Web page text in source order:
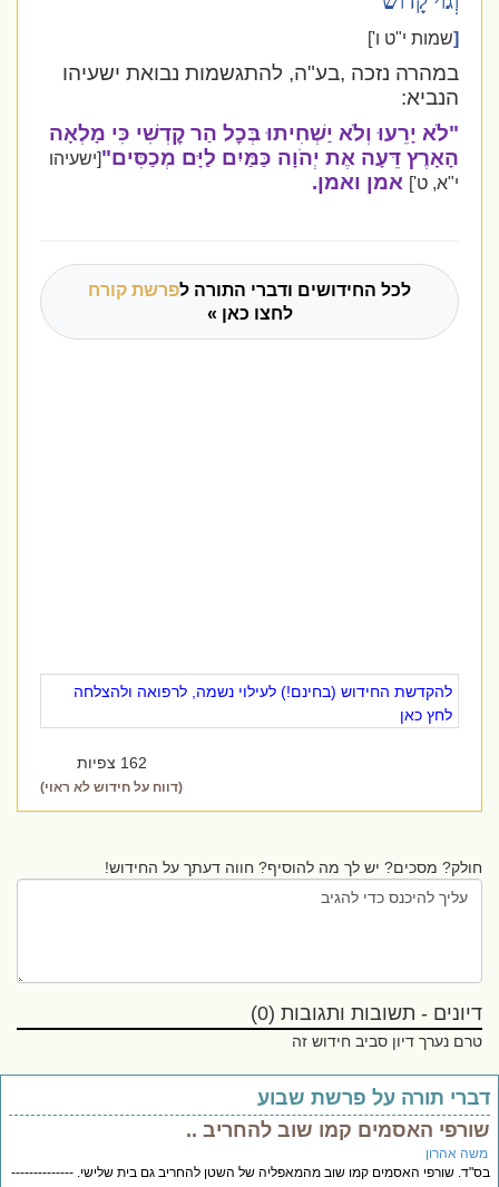
שמות י"ט ו']
במהרה נזכה ,בע"ה, להתגשמות נבואת ישעיהו
הנביא:
"לֹא יָרֵעוּ וְלֹא יַשְׁחִיתוּ בְּכׇל הַר קׇדְשִׁי כִּי מָלְאָה
הָאָרֶץ דֵּעָה אֶת יְהֹוָה כַּמַּיִם לַיָּם מְכַסִּים"[ישעיהו
י"א, ט']אמן ואמן.
לכל החידושים ודברי התורה לפרשת קורח
לחצו כאן »
להקדשת החידוש (בחינם!) לעילוי נשמה, לרפואה ולהצלחה
לחץ כאן
162 צפיות
(דווח על חידוש לא ראוי)
חולק? מסכים? יש לך מה להוסיף? חווה דעתך על החידוש!
דיונים - תשובות ותגובות (0)
טרם נערך דיון סביב חידוש זה
תורה על פרשת שבוע
האסמים קמו שוב להחריב ..
אהרון
שורפי האסמים קמו שוב מהמאפליה של השטן להחריב גם בית שלישי. --------------